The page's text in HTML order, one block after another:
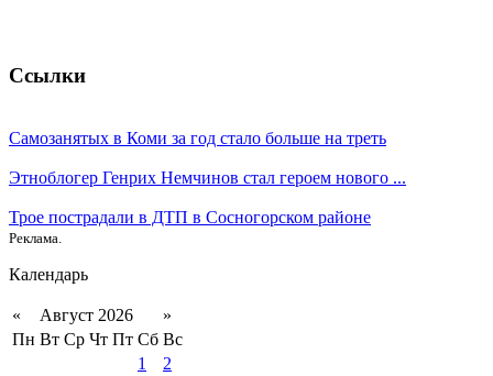
Ссылки
Самозанятых в Коми за год стало больше на треть
Этноблогер Генрих Немчинов стал героем нового ...
Трое пострадали в ДТП в Сосногорском районе
Реклама.
Календарь
« Август 2026
»
Пн Вт Ср Чт Пт Сб Вс
1
2